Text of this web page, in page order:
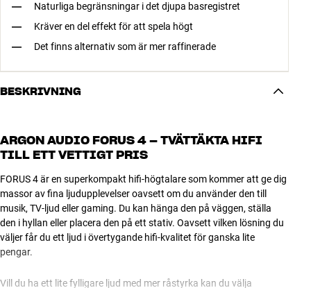
Naturliga begränsningar i det djupa basregistret
Kräver en del effekt för att spela högt
Det finns alternativ som är mer raffinerade
BESKRIVNING
ARGON AUDIO FORUS 4 – TVÄTTÄKTA HIFI
TILL ETT VETTIGT PRIS
FORUS 4 är en superkompakt hifi-högtalare som kommer att ge dig
massor av fina ljudupplevelser oavsett om du använder den till
musik, TV-ljud eller gaming. Du kan hänga den på väggen, ställa
den i hyllan eller placera den på ett stativ. Oavsett vilken lösning du
väljer får du ett ljud i övertygande hifi-kvalitet för ganska lite
pengar.
Vill du ha ett lite fylligare ljud med mer råstyrka kan du välja